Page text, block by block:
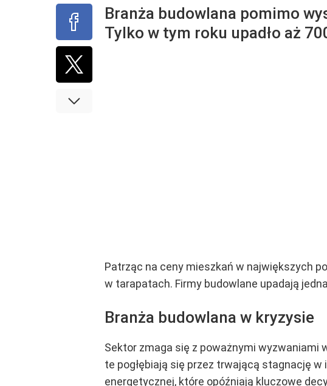
Branża budowlana pomimo
Tylko w tym roku upadło aż
Patrząc na ceny mieszkań w największych
w tarapatach. Firmy budowlane upadają
Branża budowlana w kryzysie
Sektor zmaga się z poważnymi wyzwaniami
te pogłębiają się przez trwającą stagnację
energetycznej, które opóźniają kluczowe